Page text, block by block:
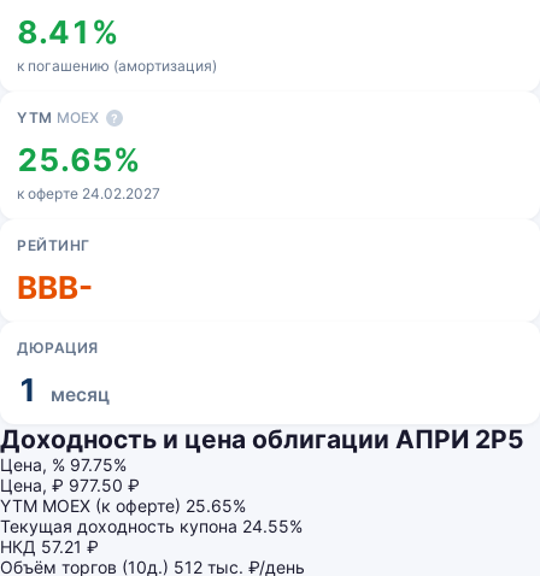
8.41%
к погашению (амортизация)
YTM MOEX ?
25.65%
к оферте 24.02.2027
РЕЙТИНГ
BBB-
ДЮРАЦИЯ
1 месяц
Доходность и цена облигации АПРИ 2Р5
Цена, % 97.75%
Цена, ₽ 977.50 ₽
YTM MOEX (к оферте) 25.65%
Текущая доходность купона 24.55%
НКД 57.21 ₽
Объём торгов (10д.) 512 тыс. ₽/день